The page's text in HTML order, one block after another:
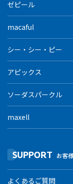
ゼピール
macaful
シー・シー・ピー
アピックス
ソーダスパークル
maxell
SUPPORT お客
よくあるご質問